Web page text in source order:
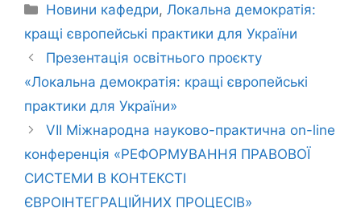
Новини кафедри,Локальна демократія:
кращі європейські практики для України
Презентація освітнього проєкту
«Локальна демократія: кращі європейські
практики для України»
VIІ Міжнародна науково-практична on-line
конференція «РЕФОРМУВАННЯ ПРАВОВОЇ
СИСТЕМИ В КОНТЕКСТІ
ЄВРОІНТЕГРАЦІЙНИХ ПРОЦЕСІВ»